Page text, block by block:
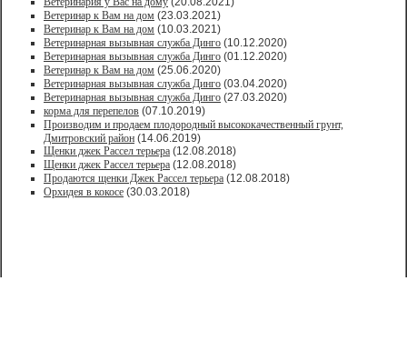
Ветеринар к Вам на дом (23.03.2021)
Ветеринар к Вам на дом (10.03.2021)
Ветеринарная вызывная служба Динго (10.12.2020)
Ветеринарная вызывная служба Динго (01.12.2020)
Ветеринар к Вам на дом (25.06.2020)
Ветеринарная вызывная служба Динго (03.04.2020)
Ветеринарная вызывная служба Динго (27.03.2020)
корма для перепелов (07.10.2019)
Производим и продаем плодородный высококачественный грунт,
Дмитровский район (14.06.2019)
Щенки джек Рассел терьера (12.08.2018)
Щенки джек Рассел терьера (12.08.2018)
Продаются щенки Джек Рассел терьера (12.08.2018)
Орхидея в кокосе (30.03.2018)